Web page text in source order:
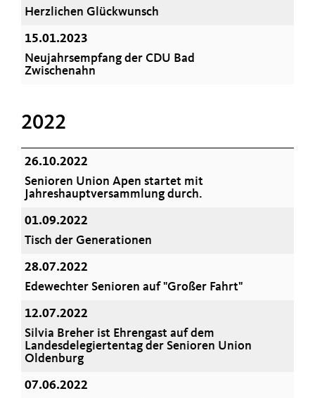
Herzlichen Glückwunsch
15.01.2023
Neujahrsempfang der CDU Bad
Zwischenahn
2022
26.10.2022
Senioren Union Apen startet mit
Jahreshauptversammlung durch.
01.09.2022
Tisch der Generationen
28.07.2022
Edewechter Senioren auf "Großer Fahrt"
12.07.2022
Silvia Breher ist Ehrengast auf dem
Landesdelegiertentag der Senioren Union
Oldenburg
07.06.2022